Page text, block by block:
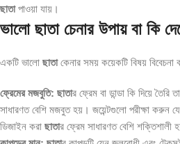
ছাতাপাওয়া যায়।
ভালো ছাতা চেনার উপায় বা কি
একটি ভালো ছাতাকেনার সময় কয়েকটি বিষয় বিবেচনা
ফ্রেমের মজবুতি: ছাতার ফ্রেম বা ডান্ডা কি দিয়ে তৈরি
সাধারণত বেশি মজবুত হয়। জয়েন্টগুলো পরীক্ষা করুন
ডিজাইন করা ছাতার ফ্রেম সাধারণত বেশি শক্তিশালী